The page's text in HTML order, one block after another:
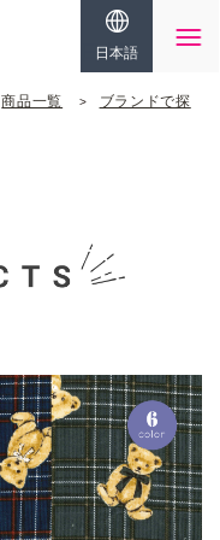
日本語
商品一覧
ブランドで探